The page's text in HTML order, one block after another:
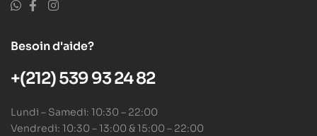
Besoin d'aide?
+(212) 539 93 24 82
Lundi – Samedi: 10:30 – 22:00
Vendredi: 10:30 – 13:00 & 15:00 – 22:00